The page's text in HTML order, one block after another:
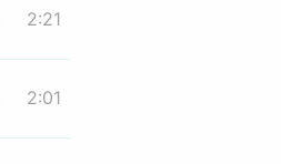
2:21
2:01